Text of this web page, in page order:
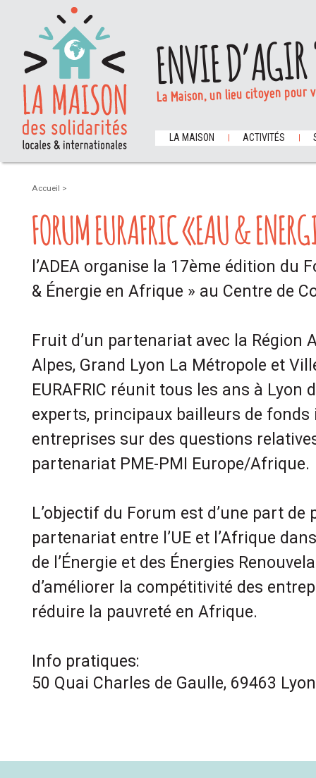
ENVIE
La Maison, un lieu citoyen
LA MAISON ACTIVITÉS
Accueil >
FORUM EURAFRIC «EAU &
l’ADEA organise la 17ème édition du
& Énergie en Afrique » au Centre de
Fruit d’un partenariat avec la Région
Alpes, Grand Lyon La Métropole et
EURAFRIC réunit tous les ans à Lyon
experts, principaux bailleurs de
entreprises sur des questions
partenariat PME-PMI Europe/Afrique.
L’objectif du Forum est d’une part de
partenariat entre l’UE et l’Afrique
de l’Énergie et des Énergies
d’améliorer la compétitivité des
réduire la pauvreté en Afrique.
Info pratiques:
50 Quai Charles de Gaulle, 69463 Lyon